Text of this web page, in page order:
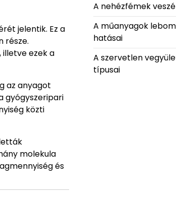
jelentik. Ez a
része.
ezek a
az anyagot
gyógyszeripari
közti
molekula
és
A nehézfémek
A műanyagok
hatásai
A szervetlen
típusai